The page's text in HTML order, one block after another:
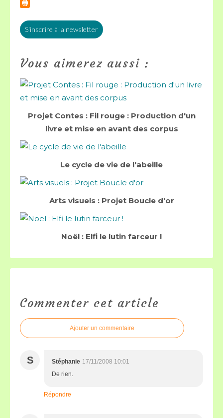
S'inscrire à la newsletter
Vous aimerez aussi :
Projet Contes : Fil rouge : Production d'un
livre et mise en avant des corpus
Le cycle de vie de l'abeille
Arts visuels : Projet Boucle d'or
Noël : Elfi le lutin farceur !
Commenter cet article
Ajouter un commentaire
S Stéphanie 17/11/2008 10:01
De rien.
Répondre